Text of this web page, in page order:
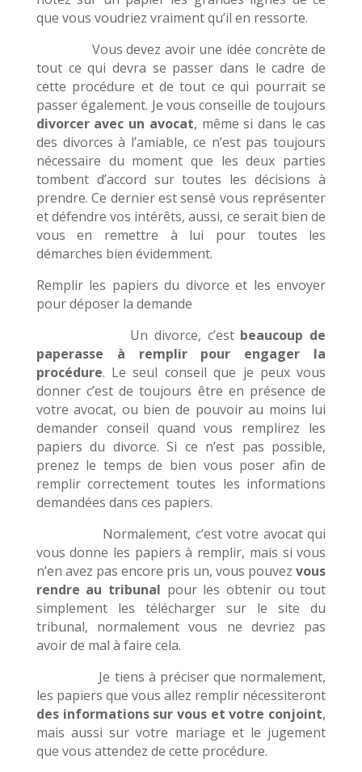
que vous voudriez vraiment qu’il en ressorte.
Vous devez avoir une idée concrète de
tout ce qui devra se passer dans le cadre de
cette procédure et de tout ce qui pourrait se
passer également. Je vous conseille de toujours
divorcer avec un avocat, même si dans le cas
des divorces à l’amiable, ce n’est pas toujours
nécessaire du moment que les deux parties
tombent d’accord sur toutes les décisions à
prendre. Ce dernier est sensé vous représenter
et défendre vos intérêts, aussi, ce serait bien de
vous en remettre à lui pour toutes les
démarches bien évidemment.
Remplir les papiers du divorce et les envoyer
pour déposer la demande
Un divorce, c’est beaucoup de
paperasse à remplir pour engager la
procédure. Le seul conseil que je peux vous
donner c’est de toujours être en présence de
votre avocat, ou bien de pouvoir au moins lui
demander conseil quand vous remplirez les
papiers du divorce. Si ce n’est pas possible,
prenez le temps de bien vous poser afin de
remplir correctement toutes les informations
demandées dans ces papiers.
Normalement, c’est votre avocat qui
vous donne les papiers à remplir, mais si vous
n’en avez pas encore pris un, vous pouvezvous
rendre au tribunal pour les obtenir ou tout
simplement les télécharger sur le site du
tribunal, normalement vous ne devriez pas
avoir de mal à faire cela.
Je tiens à préciser que normalement,
les papiers que vous allez remplir nécessiteront
des informations sur vous et votre conjoint,
mais aussi sur votre mariage et le jugement
que vous attendez de cette procédure.